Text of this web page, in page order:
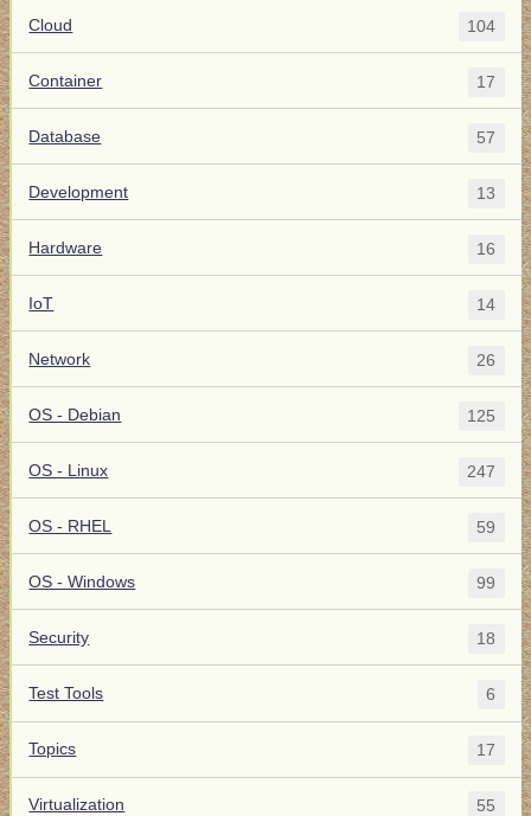
Cloud 104
Container 17
Database 57
Development 13
Hardware 16
IoT 14
Network 26
OS - Debian 125
OS - Linux 247
OS - RHEL 59
OS - Windows 99
Security 18
Test Tools 6
Topics 17
Virtualization 55